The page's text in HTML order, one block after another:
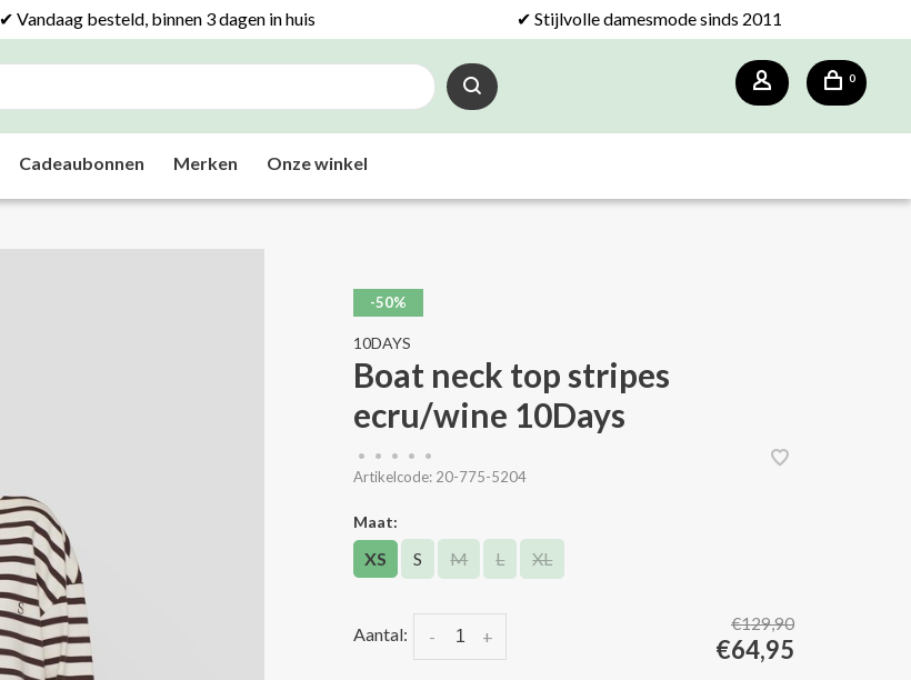
✔ Vandaag besteld, binnen 3 dagen in huis ✔ Stijlvolle damesmode sinds 2011
0
Cadeaubonnen Merken Onze winkel
-50%
10DAYS
Boat neck top stripes
ecru/wine 10Days
• • • •
•
Artikelcode: 20-775-5204
Maat:
XS S M L XL
Aantal: +
-
€129,90
€64,95